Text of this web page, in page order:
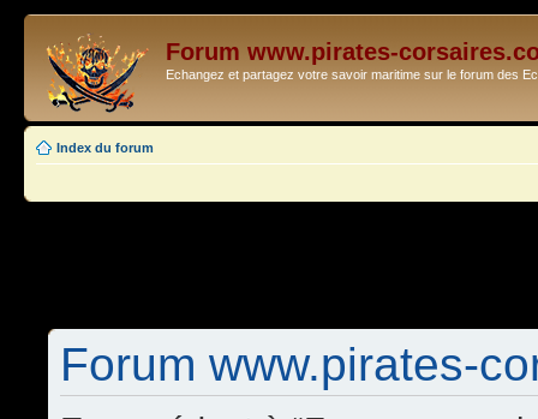
Forum www.pirates-
Echangez et partagez votre savoir maritime sur le forum des
Index du forum
Forum www.pirates-